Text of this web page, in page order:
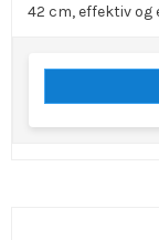
42 cm, effektiv